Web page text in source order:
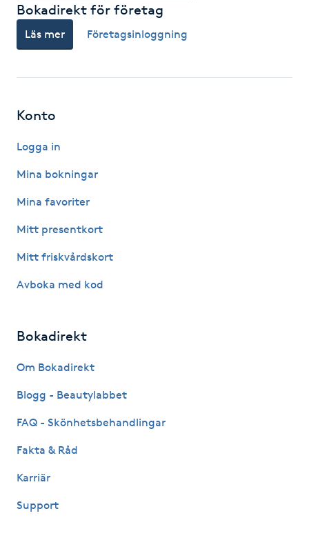
Hudföryngring
Hyperhidros
Hypnos
Hårbottenbehandling
Hårvård
Hälsa
Bokadirekt för företag
Läs mer Företagsinloggning
Konto
Logga in
Mina bokningar
Mina favoriter
Mitt presentkort
Mitt friskvårdskort
Avboka med kod
Bokadirekt
Om Bokadirekt
Blogg - Beautylabbet
FAQ - Skönhetsbehandlingar
Fakta & Råd
Karriär
Support